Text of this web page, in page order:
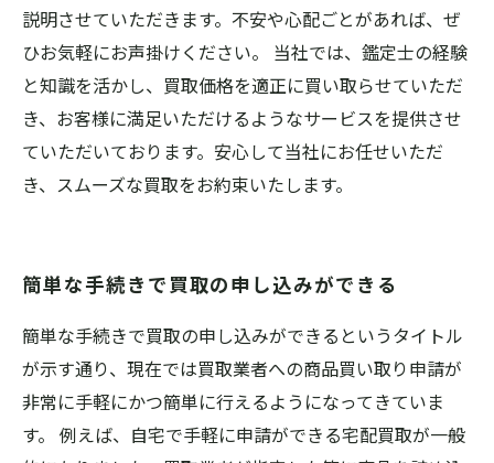
説明させていただきます。不安や心配ごとがあれば、ぜ
ひお気軽にお声掛けください。 当社では、鑑定士の経験
と知識を活かし、買取価格を適正に買い取らせていただ
き、お客様に満足いただけるようなサービスを提供させ
ていただいております。安心して当社にお任せいただ
き、スムーズな買取をお約束いたします。
簡単な手続きで買取の申し込みができる
簡単な手続きで買取の申し込みができるというタイトル
が示す通り、現在では買取業者への商品買い取り申請が
非常に手軽にかつ簡単に行えるようになってきていま
す。 例えば、自宅で手軽に申請ができる宅配買取が一般